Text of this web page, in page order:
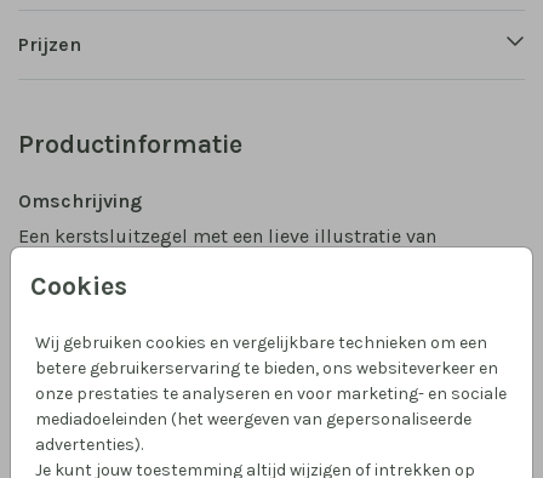
Cookies
Wij gebruiken cookies en vergelijkbare technieken om een
betere gebruikerservaring te bieden, ons websiteverkeer en
onze prestaties te analyseren en voor marketing- en sociale
mediadoeleinden (het weergeven van gepersonaliseerde
advertenties).
Je kunt jouw toestemming altijd wijzigen of intrekken op
Prijzen
Productinformatie
Omschrijving
Een kerstsluitzegel met een lieve illustratie van
voor op de envelop om het nog feestelijker te maken.
3,5 x 3,5 cm.
Toon meer
Collectie
Sluitzegel geboortekaartje